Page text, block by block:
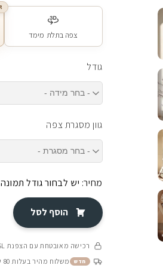
צפה בתלת מימד
גודל
גוון מסגרת צפה
מחיר: יש לבחור גודל
הוסף לסל
רכישה מאובטחת עם הצפנת SSL
חדש משלוח מהיר בעלות 80 ש״ח בין 4-8 ימי עסקים